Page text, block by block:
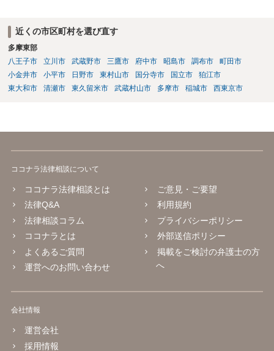
近くの市区町村を選び直す
多摩東部
八王子市
立川市 武蔵野市 三鷹市 府中市 昭島市 調布市
町田市
小金井市
小平市 日野市 東村山市 国分寺市 国立市
狛江市
東大和市
清瀬市 東久留米市 武蔵村山市 多摩市 稲城市 西東京市
ココナラ法律相談について
ココナラ法律相談とは
法律Q&A
法律相談コラム
ココナラとは
よくあるご質問
運営へのお問い合わせ
ご意見・ご要望
利用規約
プライバシーポリシー
外部送信ポリシー
掲載をご検討の弁護士の方
へ
会社情報
運営会社
採用情報